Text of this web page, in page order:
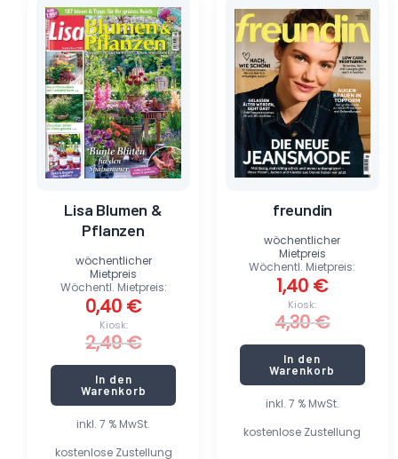
inkl. 7 % MwSt.
kostenlose Zustellung
Lisa Blumen &
Pflanzen
Kiosk:
2,49€
Preis
war:
2,49 €
Wöchentl. Mietpreis:
0,40 €
Preis
ist:
0,40 €.
wöchentlicher
Mietpreis
In den
Warenkorb
inkl. 7 % MwSt.
kostenlose Zustellung
freundin
Kiosk:
4,30€
Preis
war:
4,30 €
Wöchentl. Mietpreis:
1,40 €
Preis
ist:
1,40 €.
wöchentlicher
Mietpreis
In den
Warenkorb